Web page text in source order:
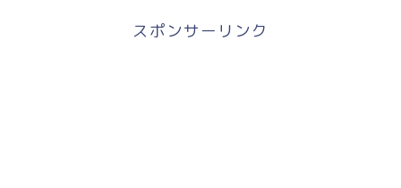
スポンサーリンク